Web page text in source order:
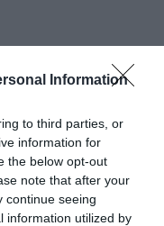
Information
to third parties, or
information for
the below opt-out
note that after your
continue seeing
information utilized by
από τη
λογοκρισία,
Facebook